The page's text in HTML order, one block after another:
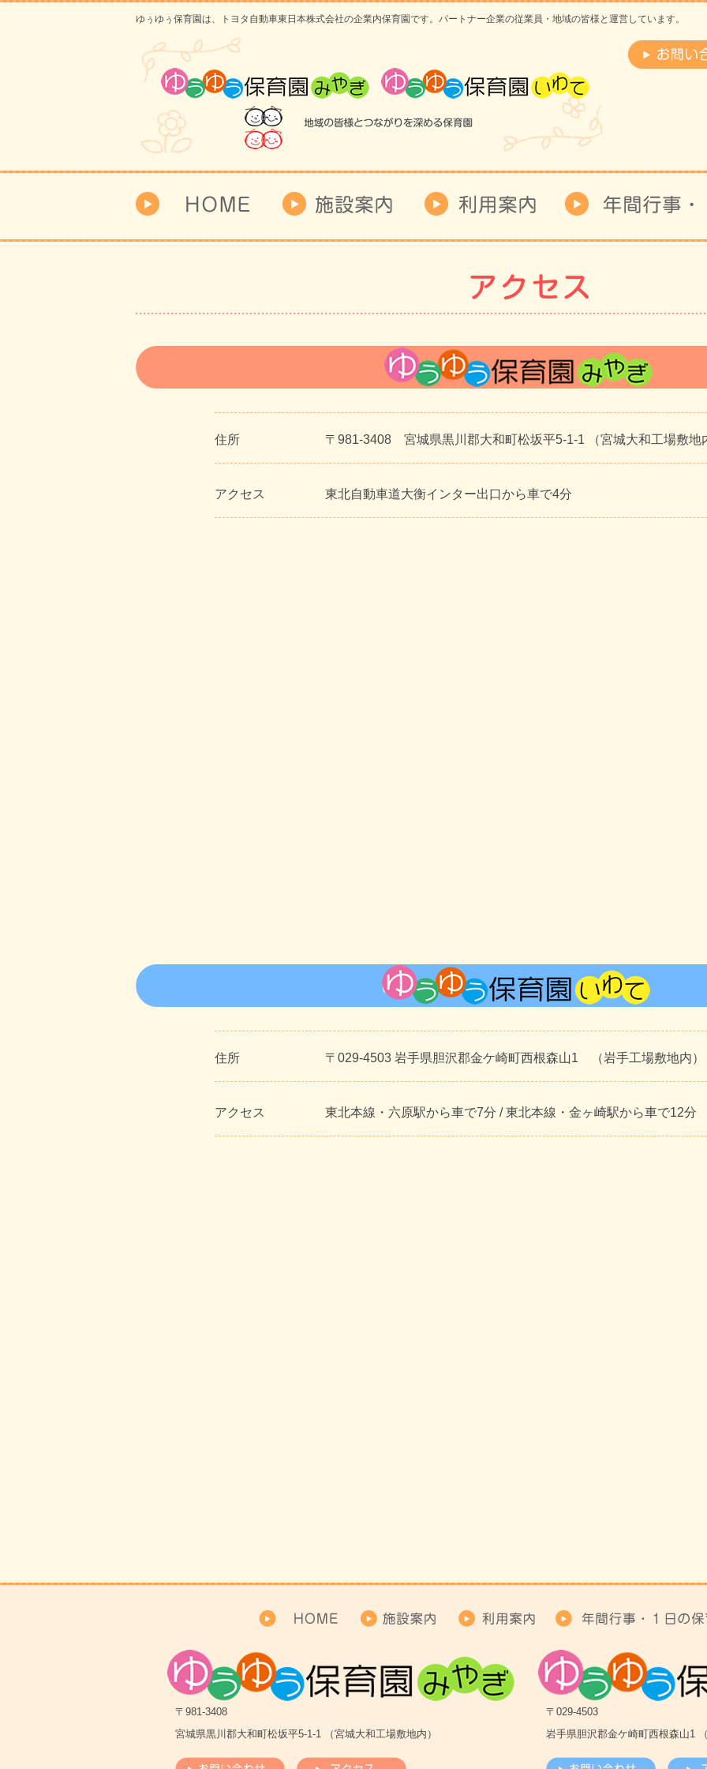
ゆぅゆぅ保育園は、トヨタ自動車東日本株式会社の企業内保育園です。パートナー企業の従業員・地域の皆様と運営しています。
住所 〒981-3408 宮城県黒川郡大和町松坂平5-1-1 （宮城大和工場敷地
アクセス 東北自動車道大衡インター出口から車で4分
住所 〒029-4503 岩手県胆沢郡金ケ崎町西根森山1 （岩手工場敷地内）
アクセス 東北本線・六原駅から車で7分 / 東北本線・金ヶ崎駅から車で12分
〒981-3408
宮城県黒川郡大和町松坂平5-1-1 （宮城大和工場敷地内）
〒029-4503
岩手県胆沢郡金ケ崎町西根森山1